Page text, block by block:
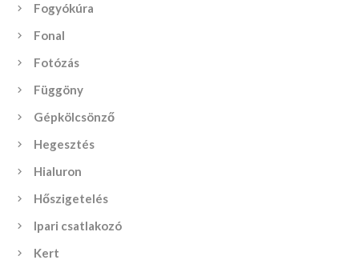
Fogyókúra
Fonal
Fotózás
Függöny
Gépkölcsönző
Hegesztés
Hialuron
Hőszigetelés
Ipari csatlakozó
Kert